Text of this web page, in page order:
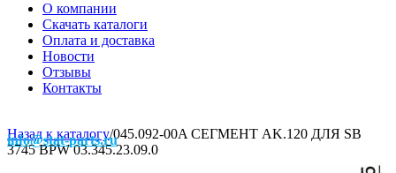
О компании
Скачать каталоги
Оплата и доставка
Новости
Отзывы
Контакты
info@stat-parts.ru
Назад к каталогу/045.092-00A СЕГМЕНТ AK.120 ДЛЯ SB
3745 BPW 03.345.23.09.0